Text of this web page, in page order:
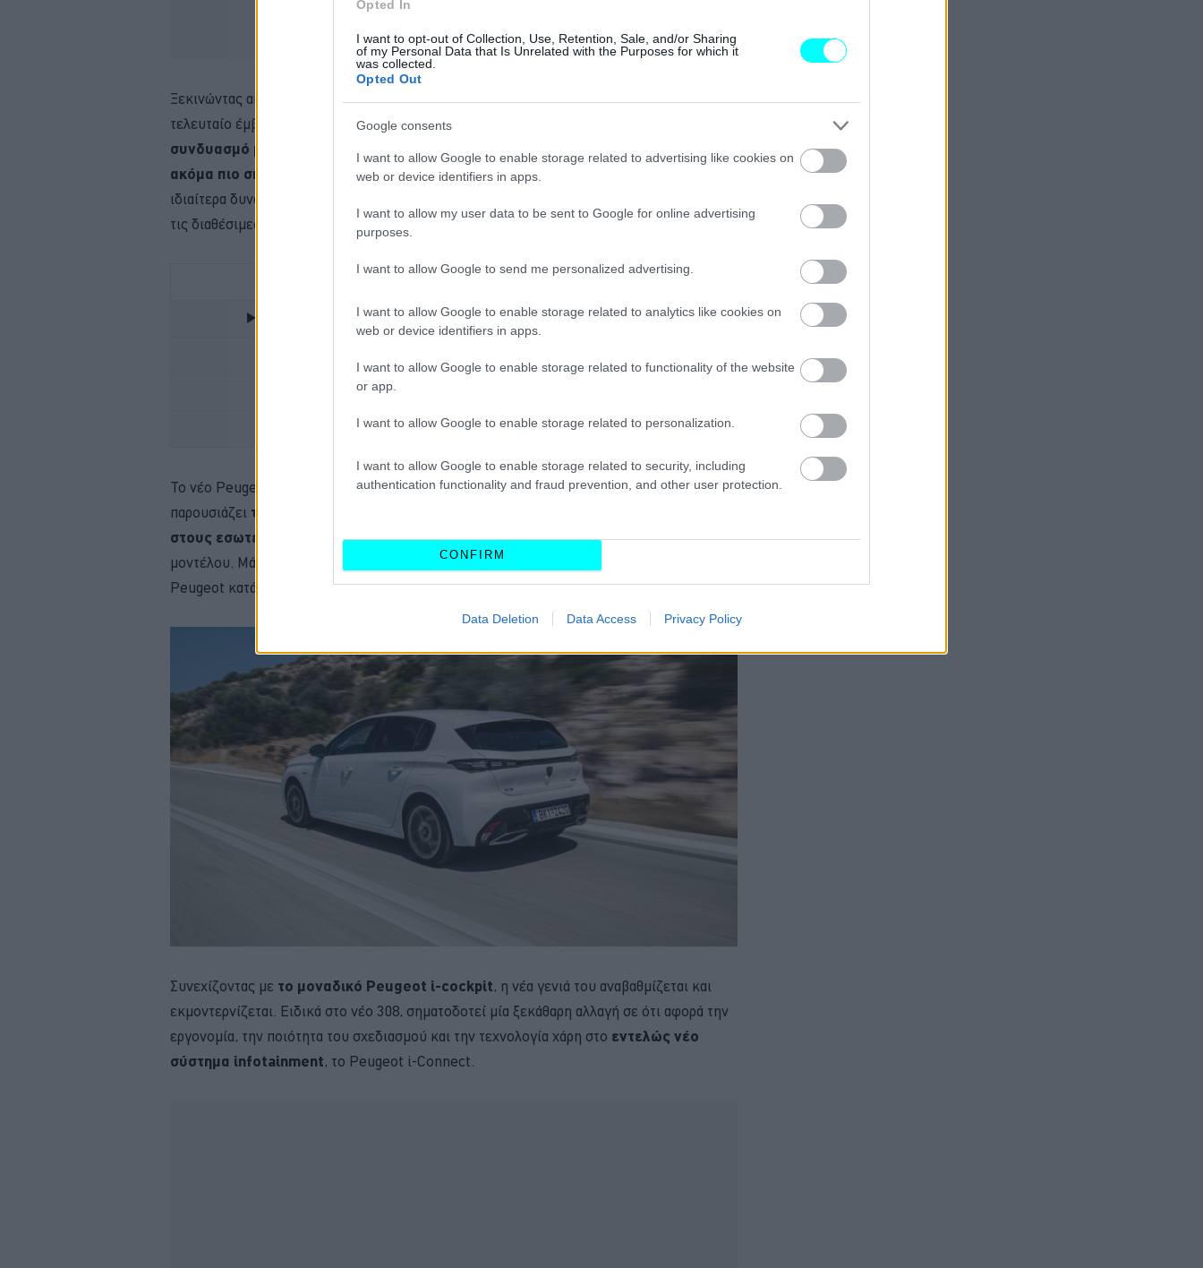
Opted In
I want to opt-out of Collection, Use, Retention, Sale, and/or Sharing
of my Personal Data that Is Unrelated with the Purposes for which it
was collected.
Opted Out
Google consents
I want to allow Google to enable storage related to advertising like cookies on
web or device identifiers in apps.
I want to allow my user data to be sent to Google for online advertising
purposes.
I want to allow Google to send me personalized advertising.
I want to allow Google to enable storage related to analytics like cookies on
web or device identifiers in apps.
I want to allow Google to enable storage related to functionality of the website
or app.
I want to allow Google to enable storage related to personalization.
I want to allow Google to enable storage related to security, including
authentication functionality and fraud prevention, and other user protection.
CONFIRM
Data Deletion Data Access Privacy Policy
Ξεκινώντας από τις μοναδικές του σχεδιαστικές γραμμές, το νέο Peugeot 308 φέρει το
τελευταίο έμβλημα της μάρκας, έχει μεγαλύτερο μήκος, μειωμένο ύψος κι αυτό,
συνδυασμό με το «σβήσιμο» του πίσω μέρους, εξασφαλίζει την εικόνα ενός
ακόμα πιο σπορτίφ 5θυρου hatchback. Παράλληλα όμως, προσφέρεται και με το
ιδιαίτερα δυναμικής σχεδίασης
τις διαθέσιμες επιλογές.
IEFIMERIDA.GR - ΟΛΕΣ ΟΙ ΕΙΔΗΣΕΙΣ ΣΤΗΝ ΕΛΛΑΔΑ ΚΑΙ ΣΤΟΝ ΚΟΣΜΟ
TO NEO SUV ΤΗΣ RENAULT
ALFA ROMEO JUNIOR ME 8 ΧΡΟΝΙΑ ΕΓΓΥΗΣΗ
Το νέο Peugeot 308 με μοναδική σχεδίαση και κορυφαία ποιότητα κατασκευής, μας
παρουσιάζει την συνολική βελτίωση της αρχιτεκτονικής που αντικατοπτρίζεται
στους εσωτερικούς χώρουςκαι τονίζει το δυναμισμό και την προσωπικότητά του νέου
μοντέλου. Μάλιστα, στο κυνήγι της καλύτερης δυνατής αεροδυναμικής απόδοσής του, η
Peugeot κατάφερε να τονίσει και το μοναδικό στιλ του.
Συνεχίζοντας με το μοναδικό Peugeot i-cockpit, η νέα γενιά του αναβαθμίζεται και
εκμοντερνίζεται. Ειδικά στο νέο 308, σηματοδοτεί μία ξεκάθαρη αλλαγή σε ότι αφορά την
εργονομία, την ποιότητα του σχεδιασμού και την τεχνολογία χάρη στο εντελώς νέο
σύστημα infotainment, το Peugeot i-Connect.